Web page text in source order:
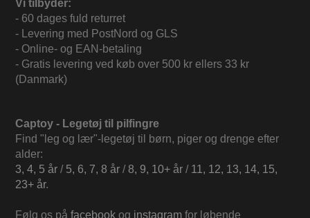
Vi tilbyder:
- 60 dages fuld returret
- Levering med PostNord og GLS
- Online- og EAN-betaling
- Gratis levering ved køb over 500 kr ellers 33 kr
(Danmark)
Captoy - Legetøj til pilfingre
Find "leg og lær"-legetøj til børn, piger og drenge efter
alder:
3, 4, 5 år / 5, 6, 7, 8 år /8, 9, 10+ år / 11, 12, 13, 14, 15,
23+ år.
Følg os på facebook og instagram for løbende